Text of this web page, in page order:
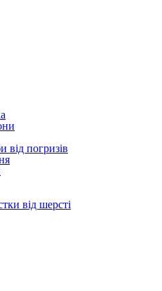
від погризів
від шерсті